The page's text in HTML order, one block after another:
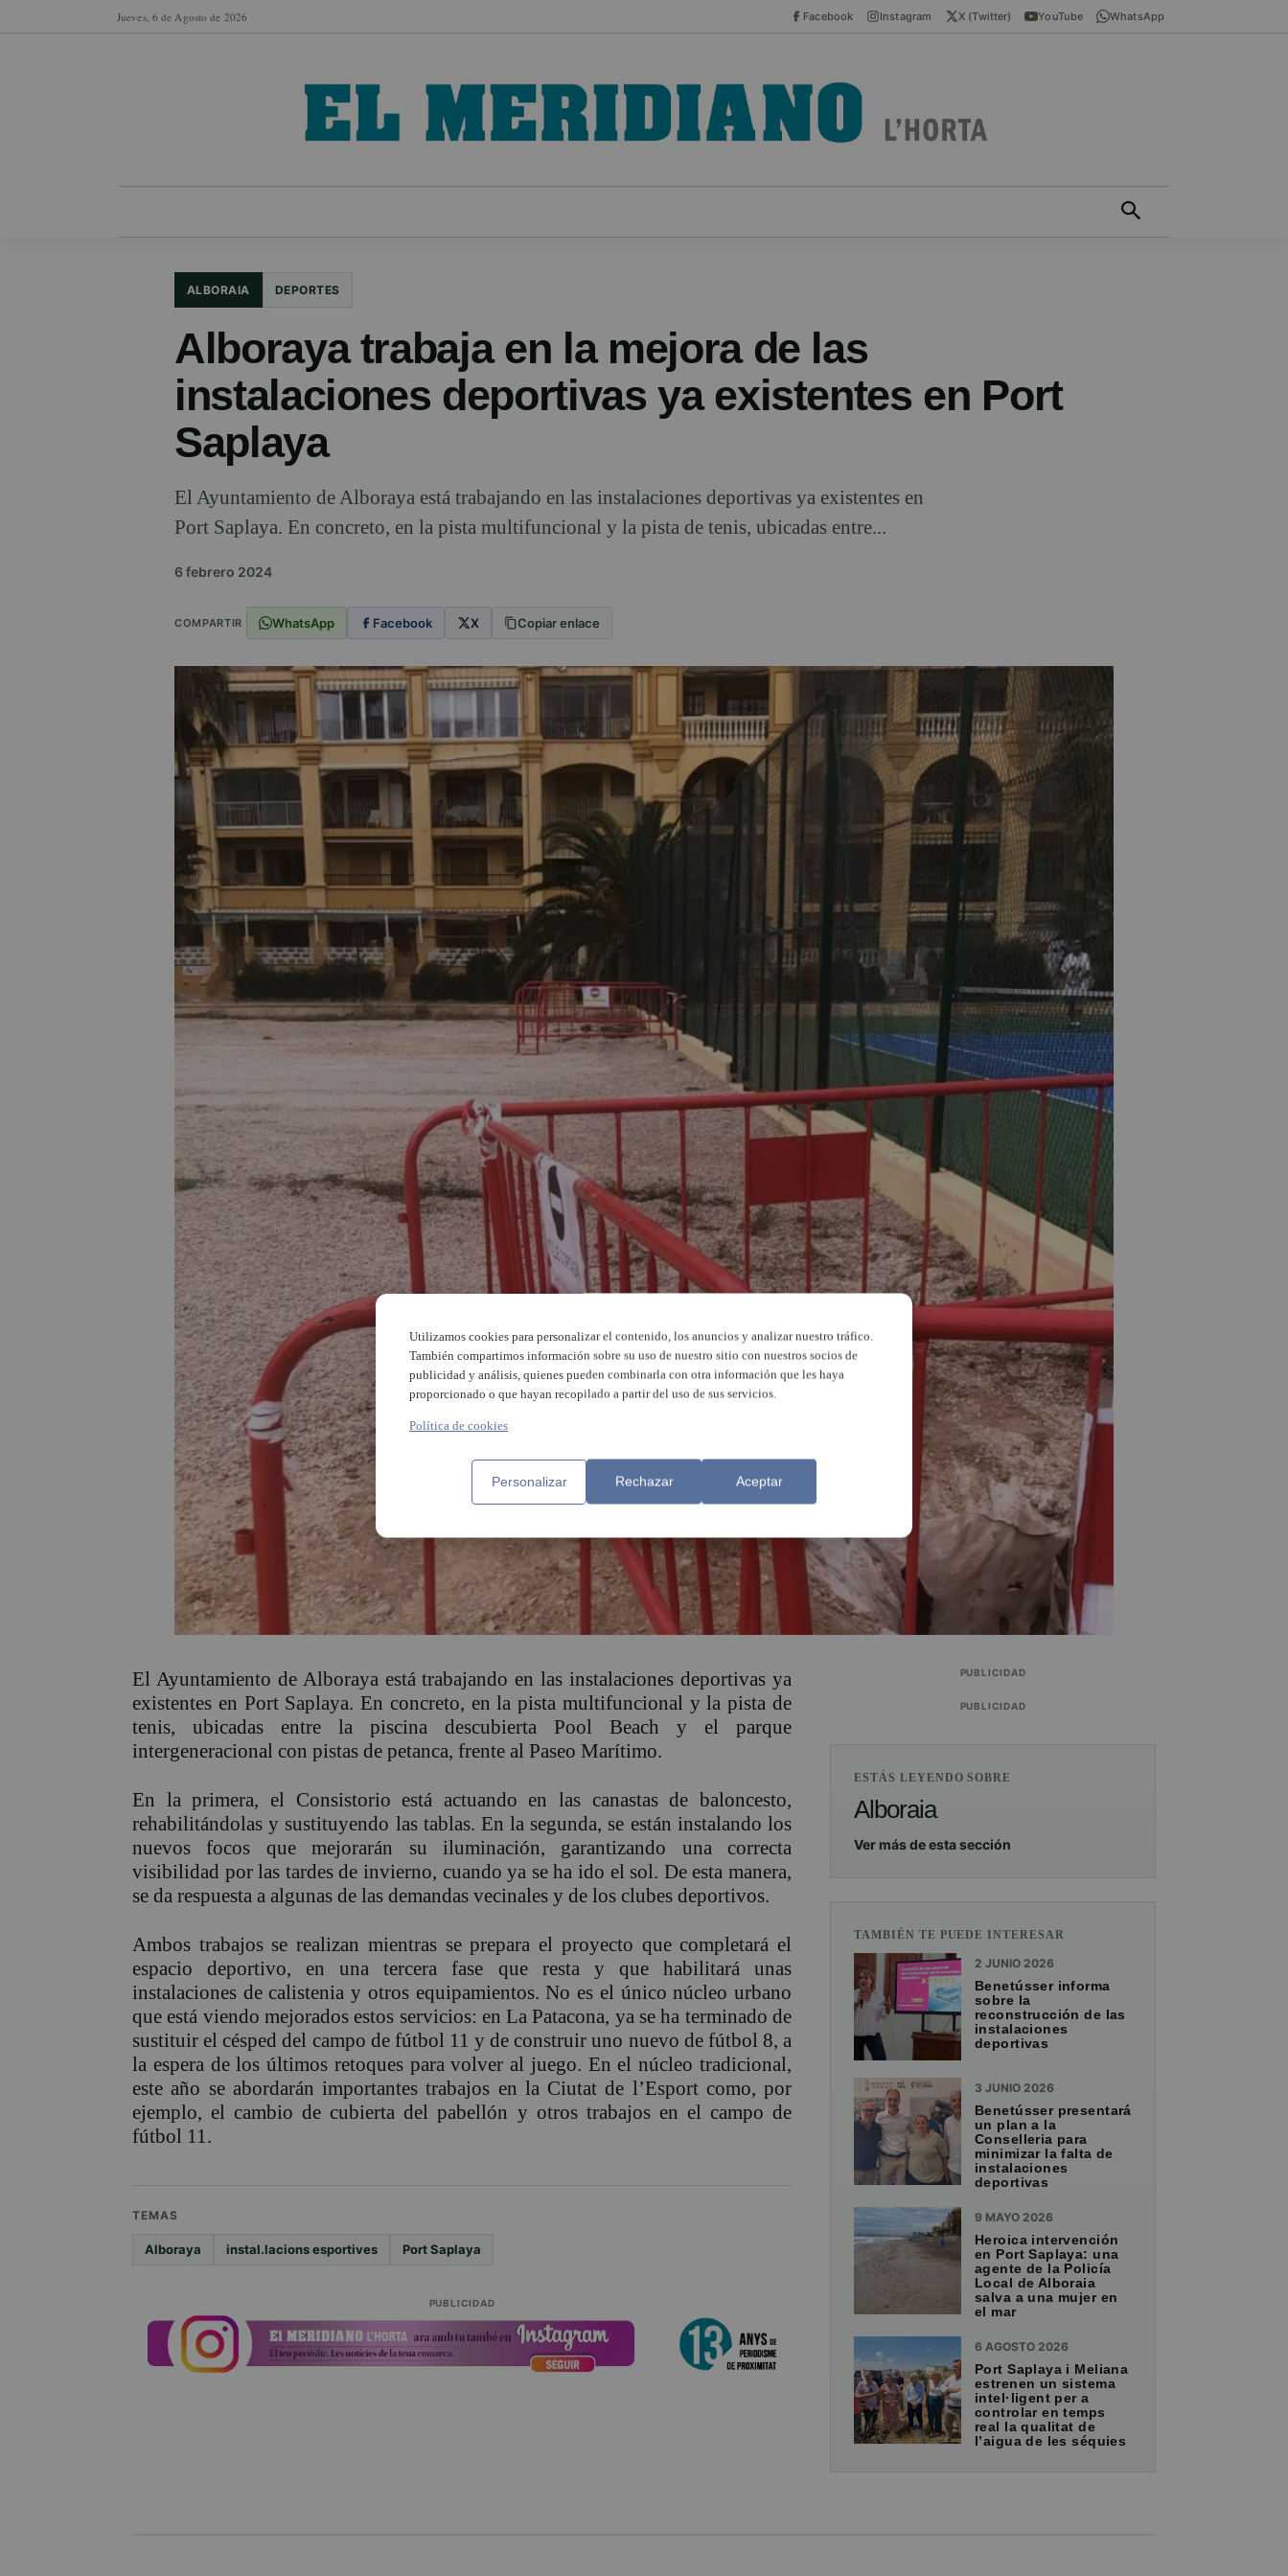
Jueves, 6 de Agosto de 2026 Facebook Instagram X (Twitter) YouTube WhatsApp
ALBORAIA DEPORTES
Alboraya trabaja en la mejora de las
instalaciones deportivas ya existentes en Port
Saplaya
El Ayuntamiento de Alboraya está trabajando en las instalaciones deportivas ya existentes en
Port Saplaya. En concreto, en la pista multifuncional y la pista de tenis, ubicadas entre...
6 febrero 2024
COMPARTIR WhatsApp Facebook X Copiar enlace
El Ayuntamiento de Alboraya está trabajando en las instalaciones deportivas ya
existentes en Port Saplaya. En concreto, en la pista multifuncional y la pista de
tenis, ubicadas entre la piscina descubierta Pool Beach y el parque
intergeneracional con pistas de petanca, frente al Paseo Marítimo.
En la primera, el Consistorio está actuando en las canastas de baloncesto,
rehabilitándolas y sustituyendo las tablas. En la segunda, se están instalando los
nuevos focos que mejorarán su iluminación, garantizando una correcta
visibilidad por las tardes de invierno, cuando ya se ha ido el sol. De esta manera,
se da respuesta a algunas de las demandas vecinales y de los clubes deportivos.
Ambos trabajos se realizan mientras se prepara el proyecto que completará el
espacio deportivo, en una tercera fase que resta y que habilitará unas
instalaciones de calistenia y otros equipamientos. No es el único núcleo urbano
que está viendo mejorados estos servicios: en La Patacona, ya se ha terminado de
sustituir el césped del campo de fútbol 11 y de construir uno nuevo de fútbol 8, a
la espera de los últimos retoques para volver al juego. En el núcleo tradicional,
este año se abordarán importantes trabajos en la Ciutat de l’Esport como, por
ejemplo, el cambio de cubierta del pabellón y otros trabajos en el campo de
fútbol 11.
TEMAS
Alboraya instal.lacions esportives Port Saplaya
PUBLICIDAD
PUBLICIDAD
PUBLICIDAD
ESTÁS LEYENDO SOBRE
Alboraia
Ver más de esta sección
TAMBIÉN TE PUEDE INTERESAR
2 JUNIO 2026
Benetússer informa
sobre la
reconstrucción de las
instalaciones
deportivas
3 JUNIO 2026
Benetússer presentará
un plan a la
Conselleria para
minimizar la falta de
instalaciones
deportivas
9 MAYO 2026
Heroica intervención
en Port Saplaya: una
agente de la Policía
Local de Alboraia
salva a una mujer en
el mar
6 AGOSTO 2026
Port Saplaya i Meliana
estrenen un sistema
intel·ligent per a
controlar en temps
real la qualitat de
l’aigua de les séquies
Utilizamos cookies para personalizar el contenido, los anuncios y analizar nuestro tráfico.
También compartimos información sobre su uso de nuestro sitio con nuestros socios de
publicidad y análisis, quienes pueden combinarla con otra información que les haya
proporcionado o que hayan recopilado a partir del uso de sus servicios.
Política de cookies
Personalizar Rechazar Aceptar